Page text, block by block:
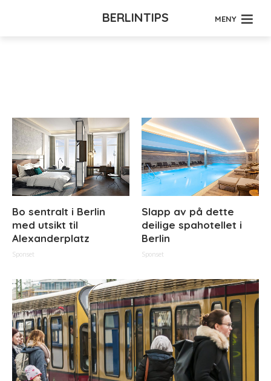
BERLINTIPS MENY
Bo sentralt i Berlin
med utsikt til
Alexanderplatz
Sponset
Slapp av på dette
deilige spahotellet i
Berlin
Sponset